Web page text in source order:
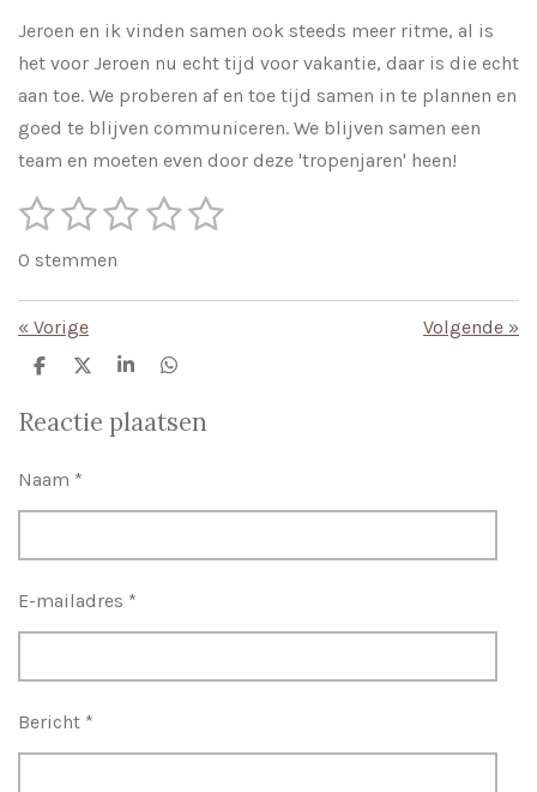
Jeroen en ik vinden samen ook steeds meer ritme, al is
het voor Jeroen nu echt tijd voor vakantie, daar is die echt
aan toe. We proberen af en toe tijd samen in te plannen en
goed te blijven communiceren. We blijven samen een
team en moeten even door deze 'tropenjaren' heen!
R
i
n
0
s
r
r
e
1
s
t
e
2
s
t
e
e
n
3
s
t
e
4
t
e
5
t
e
S
m
0 stemmen
« Vorige Volgende »
D
e
D
e
l
S
a
r
D
e
Reactie plaatsen
Naam *
E-mailadres *
Bericht *